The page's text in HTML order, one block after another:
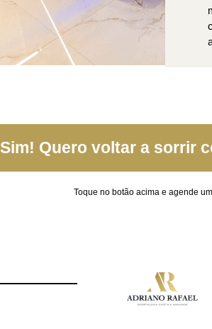
Sim! Quero voltar a sorrir
Toque no botão acima e agende